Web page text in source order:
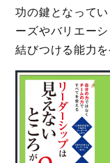
功の鍵となって
ーズやバリエー
結びつける能力を